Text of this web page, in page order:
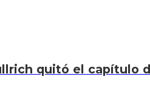
quitó el capítulo